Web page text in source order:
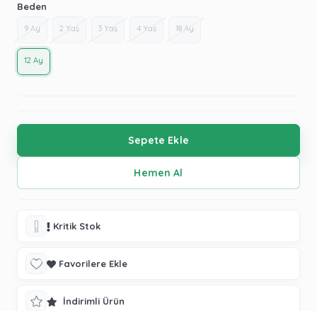
Beden
9 Ay 2 Yaş 3 Yaş 4 Yaş 18 Ay
12 Ay
Kritik Stok
Favorilere Ekle
İndirimli Ürün